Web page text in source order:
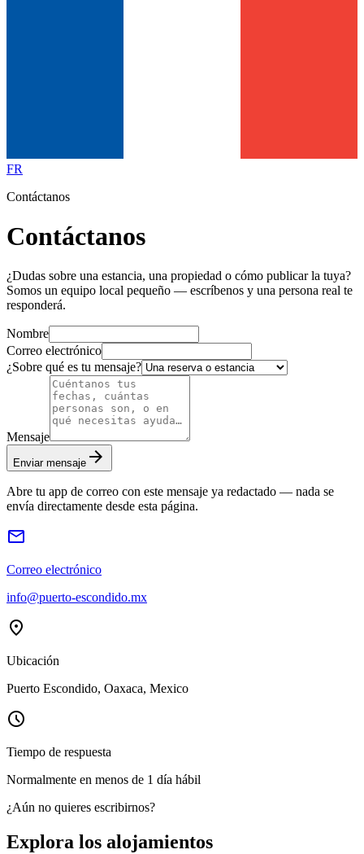
FR
Contáctanos
Contáctanos
¿Dudas sobre una estancia, una propiedad o cómo publicar la tuya?
Somos un equipo local pequeño — escríbenos y una persona real te
responderá.
Nombre
Correo electrónico
¿Sobre qué es tu mensaje?
Mensaje
Enviar mensaje arrow_forward
Abre tu app de correo con este mensaje ya redactado — nada se
envía directamente desde esta página.
mail
Correo electrónico
info@puerto-escondido.mx
location_on
Ubicación
Puerto Escondido, Oaxaca, Mexico
schedule
Tiempo de respuesta
Normalmente en menos de 1 día hábil
¿Aún no quieres escribirnos?
Explora los alojamientos